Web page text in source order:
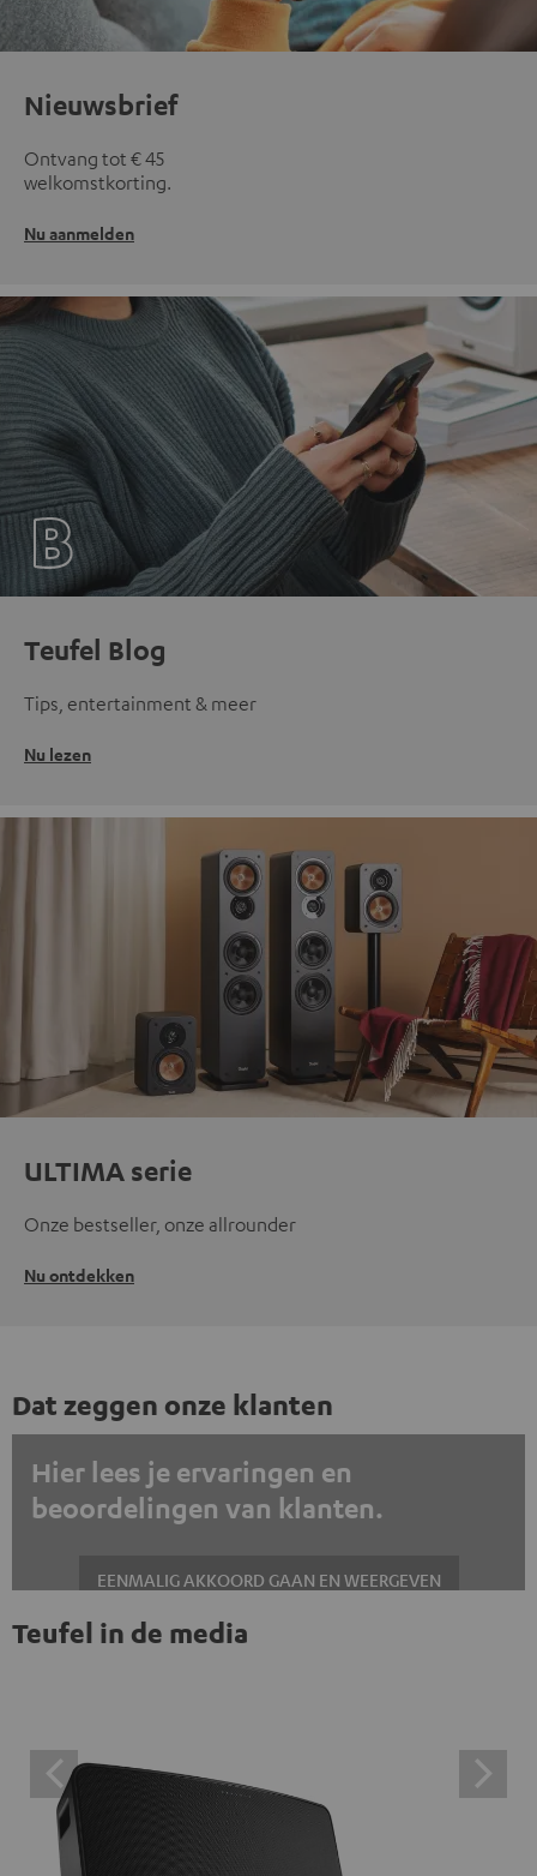
Nieuwsbrief
Ontvang tot € 45
welkomstkorting.
Nu aanmelden
Teufel Blog
Tips, entertainment & meer
Nu lezen
ULTIMA serie
Onze bestseller, onze allrounder
Nu ontdekken
Dat zeggen onze klanten
Hier lees je ervaringen en
beoordelingen van klanten.
EENMALIG AKKOORD GAAN EN WEERGEVEN
Altijd externe inhoud weergeven? Schakel dit in de gegevensinstellingen
inhoud te klikken, stem je ermee in dat je de externe
inhoud te zien krijgt. Dit betekent dat persoonlijke
gegevens kunnen worden doorgegeven aan platforms
van derden. Meer informatie hierover vind je in ons
Teufel in de media